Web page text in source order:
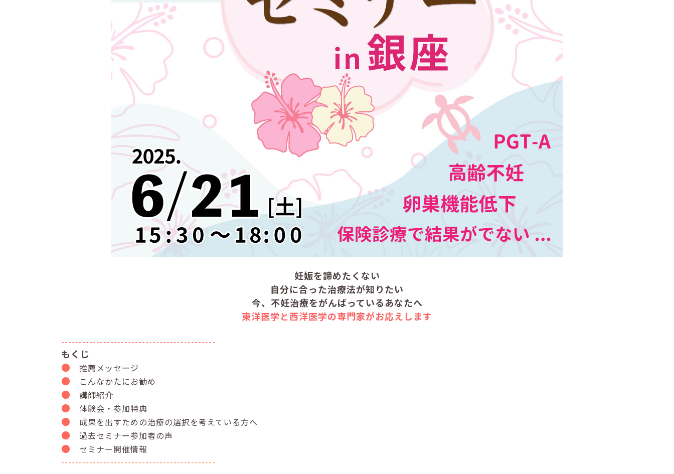
妊娠を諦めたくない
自分に合った治療法が知りたい
今、不妊治療をがんばっているあなたへ
東洋医学と西洋医学の専門家がお応えします
--------------------------------------------
もくじ
●
推薦メッセージ
● こんなかたにお勧め
● 講師紹介
● 体験会・参加特典
● 成果を出すための治療の選択を考えている方へ
● 過去セミナー参加者の声
●
セミナー開催情報
--------------------------------------------